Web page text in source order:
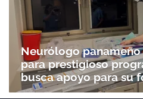
Neurólogo
para prestigioso
busca apoyo para su